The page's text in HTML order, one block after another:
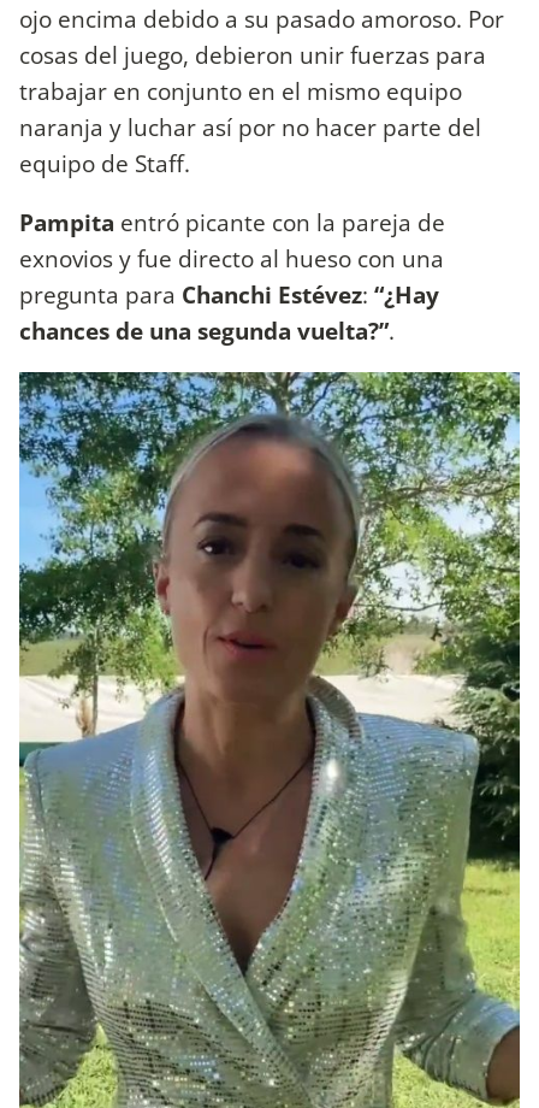
ojo encima debido a su pasado amoroso. Por
cosas del juego, debieron unir fuerzas para
trabajar en conjunto en el mismo equipo
naranja y luchar así por no hacer parte del
equipo de Staff.
Pampita entró picante con la pareja de
exnovios y fue directo al hueso con una
pregunta para Chanchi Estévez: “¿Hay
chances de una segunda vuelta?”.